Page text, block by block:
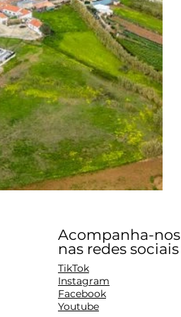
Acompanha-nos
nas redes sociais
TikTok
Instagram
Facebook
Youtube